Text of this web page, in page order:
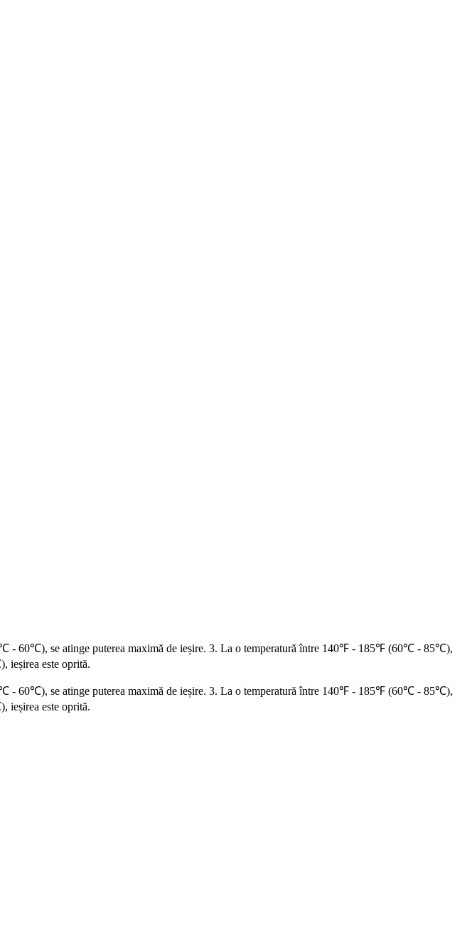
- 60℃), se atinge puterea maximă de ieșire. 3. La o temperatură între 140℉ - 185℉ (60℃ - 85℃),
ieșirea este oprită.
- 60℃), se atinge puterea maximă de ieșire. 3. La o temperatură între 140℉ - 185℉ (60℃ - 85℃),
ieșirea este oprită.